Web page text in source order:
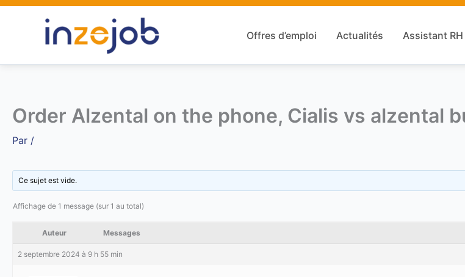
Aller
Offres d’emploi Actualités Assistant
Order Alzental on the phone, Cialis vs alzental
Par /
Ce sujet est vide.
Affichage de 1 message (sur 1 au total)
Auteur Messages
2 septembre 2024 à 9 h 55 min